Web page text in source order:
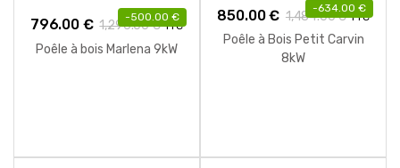
-500.00 €
796.00 € 1,296.00€ TTC
Poêle à bois Marlena 9kW
-634.00 €
850.00€ 1,484.00€ TTC
Poêle à Bois Petit Carvin
8kW